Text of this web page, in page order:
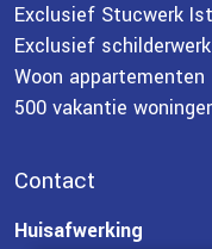
Exclusief Stucwerk
Exclusief
Woon appartementen
500 vakantie
Contact
Huisafwerking